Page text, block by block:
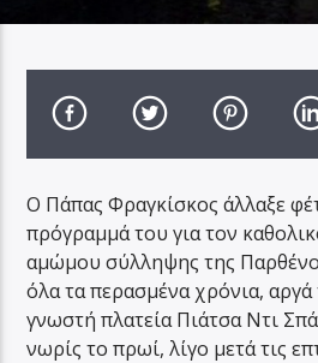
Ο Πάπας Φραγκίσκος άλλαξε
πρόγραμμά του για τον
αμώμου σύλληψης της
όλα τα περασμένα χρόνια,
γνωστή πλατεία Πιάτσα Ντι
νωρίς το πρωί, λίγο μετά τις